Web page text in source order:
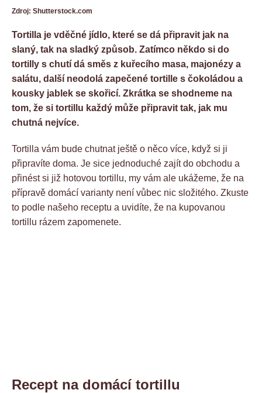
Zdroj: Shutterstock.com
Tortilla je vděčné jídlo, které se dá připravit jak na
slaný, tak na sladký způsob. Zatímco někdo si do
tortilly s chutí dá směs z kuřecího masa, majonézy a
salátu, další neodolá zapečené tortille s čokoládou a
kousky jablek se skořicí. Zkrátka se shodneme na
tom, že si tortillu každý může připravit tak, jak mu
chutná nejvíce.
Tortilla vám bude chutnat ještě o něco více, když si ji
připravíte doma. Je sice jednoduché zajít do obchodu a
přinést si již hotovou tortillu, my vám ale ukážeme, že na
přípravě domácí varianty není vůbec nic složitého. Zkuste
to podle našeho receptu a uvidíte, že na kupovanou
tortillu rázem zapomenete.
Recept na domácí tortillu